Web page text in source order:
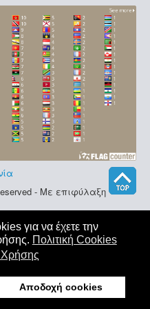
για να έχετε την
Πολιτική Cookies
Χρήσης
Αποδοχή cookies
- Με επιφύλαξη